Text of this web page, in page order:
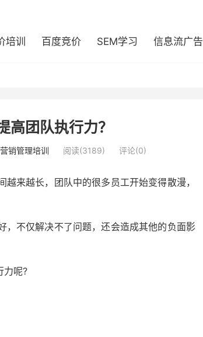
培训 百度竞价 SEM学习 信息流广告
高团队执行力？
营销管理培训 阅读(3189) 评论(0)
来越长，团队中的很多员工开始变得散漫，
，不仅解决不了问题，还会造成其他的负面影
力呢?